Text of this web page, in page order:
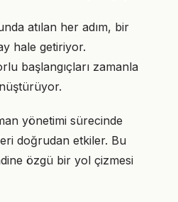
atılan her adım, bir
hale getiriyor.
başlangıçları zamanla
yönetimi sürecinde
doğrudan etkiler. Bu
özgü bir yol çizmesi